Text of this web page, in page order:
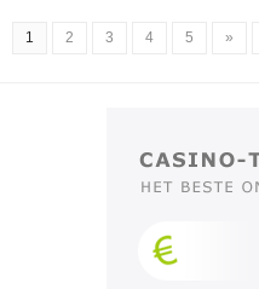
1 2 3 4 5 »